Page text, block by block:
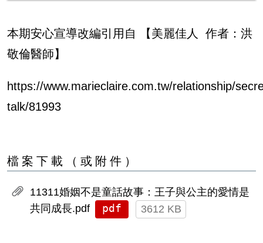
本期安心宣導改編引用自 【美麗佳人
作者：洪
敬倫醫師】
https://www.marieclaire.com.tw/relationship/
talk/81993
檔案下載（或附件）
11311婚姻不是童話故事：王子與公主的愛情是
共同成長.pdf
pdf 3612 KB